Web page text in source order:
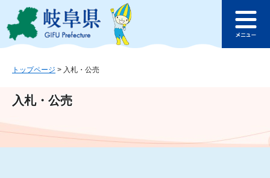
ジ
ュ
文
このページの本文へ
ュ
トップページ > 入札・公売
入札・公売